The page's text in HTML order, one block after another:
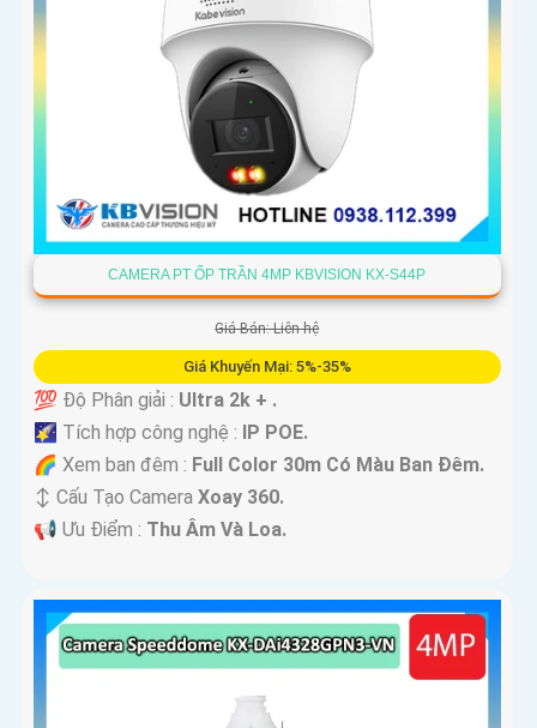
CAMERA PT ỐP TRẦN 4MP KBVISION KX-S44P
Giá Bán: Liên hệ
Giá Khuyến Mại: 5%-35%
💯 Độ Phân giải : Ultra 2k + .
🌠 Tích hợp công nghệ :
IP POE.
🌈 Xem ban đêm : Full Color 30m Có Màu Ban Ðêm.
↕️ Cấu Tạo Camera Xoay 360.
️📢 Ưu Điểm : Thu Âm Và Loa.